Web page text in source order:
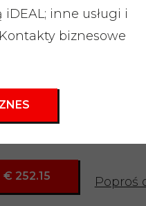
na
€ 252.15 Poproś
inne usługi i
biznesowe